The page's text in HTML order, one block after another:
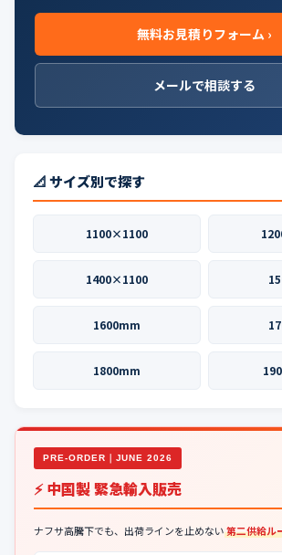
無料お見積りフォーム ›
メールで相談する
📐 サイズ別で探す
1100×1100
1400×1100
1600mm
1800mm
PRE-ORDER｜JUNE 2026
⚡ 中国製 緊急輸入販売
ナフサ高騰下でも、出荷ラインを止めない第二供給ル